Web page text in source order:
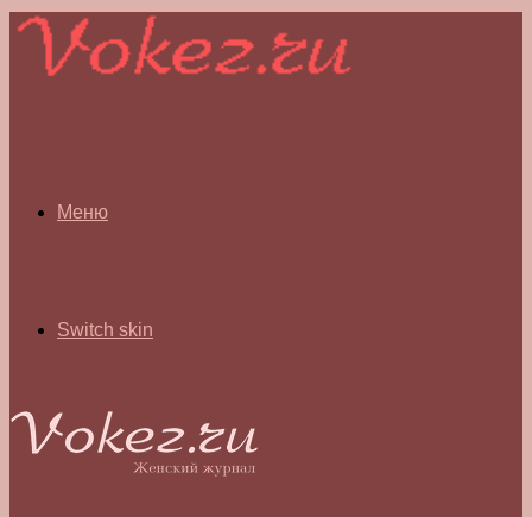
Меню
Switch skin